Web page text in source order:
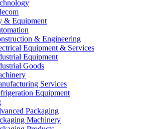
& Equipment
& Engineering
Equipment & Services
Equipment
Goods
Services
Equipment
Packaging
Machinery